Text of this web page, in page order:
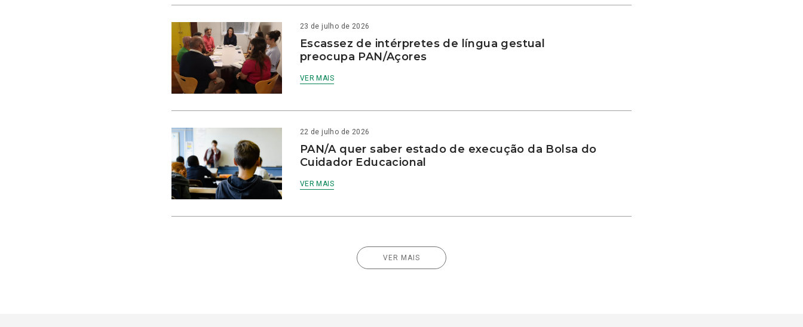
23 de julho de 2026
Escassez de intérpretes de língua gestual
preocupa PAN/Açores
VER MAIS
22 de julho de 2026
PAN/A quer saber estado de execução da Bolsa do
Cuidador Educacional
VER MAIS
VER MAIS